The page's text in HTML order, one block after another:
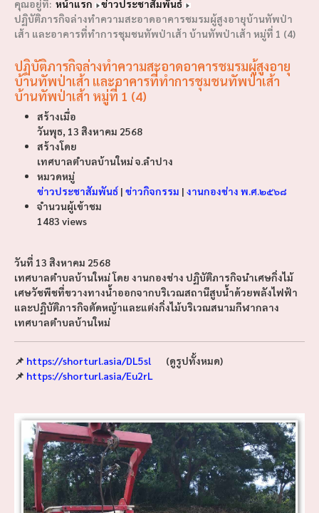
คุณอยู่ที่: หน้าแรก
ข่าวประชาสัมพันธ์
ปฏิบัติภารกิจล่างทำความสะอาดอาคารชมรมผู้สูงอายุบ้านทัพป่า
เส้า และอาคารที่ทำการชุมชนทัพป่าเส้า บ้านทัพป่าเส้า หมู่ที่ 1 (4)
ปฏิบัติภารกิจล่างทำความสะอาดอาคารชมรมผู้สูงอายุ
บ้านทัพป่าเส้า และอาคารที่ทำการชุมชนทัพป่าเส้า
บ้านทัพป่าเส้า หมู่ที่ 1 (4)
สร้างเมื่อ
วันพุธ, 13 สิงหาคม 2568
สร้างโดย
เทศบาลตำบลบ้านใหม่ จ.ลำปาง
หมวดหมู่
ข่าวประชาสัมพันธ์ | ข่าวกิจกรรม | งานกองช่าง พ.ศ.๒๕๖๘
จำนวนผู้เข้าชม
1483 views
วันที่ 13 สิงหาคม 2568
เทศบาลตำบลบ้านใหม่ โดย งานกองช่าง ปฏิบัติภารกิจนำเศษกิ่งไม้
เศษวัชพืชที่ขวางทางน้ำออกจากบริเวณสถานีสูบน้ำด้วยพลังไฟฟ้า
และปฏิบัติภารกิจตัดหญ้าและแต่งกิ่งไม้บริเวณสนามกีฬากลาง
เทศบาลตำบลบ้านใหม่
📌 https://shorturl.asia/DL5sl (ดูรูปทั้งหมด)
📌 https://shorturl.asia/Eu2rL